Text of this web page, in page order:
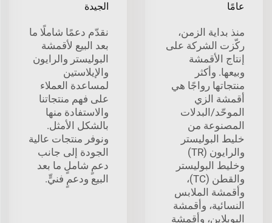
عامًا
منذ بداية الزمن،
ركّزت الشركة على
إنتاج الأقمشة
وبيعها. وأكثر
منتجاتها رواجًا هي
أقمشة الزي
الموحّد/البدلات
المصنوعة من
خليط البوليستر
والرايون (TR)
وخليط البوليستر
والقطن (TC)،
وأقمشة الملابس
النسائية، وأقمشة
البوبلاين، وأقمشة
الجيدة
نقدّم دعمًا شاملًا ما
بعد البيع لأقمشة
البوليستر والرايون
والإيلاستين
لمساعدة العملاء
على فهم منتجاتنا
والاستفادة منها
بالشكل الأمثل.
ونوفر منتجات عالية
الجودة إلى جانب
دعمٍ شاملٍ ما بعد
البيع ودعمٍ فنيٍّ.